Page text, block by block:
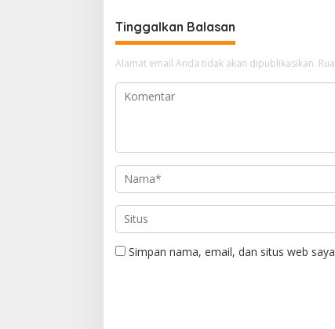
Tinggalkan Balasan
Alamat email Anda tidak akan dipublikasikan.
Simpan nama, email, dan situs web